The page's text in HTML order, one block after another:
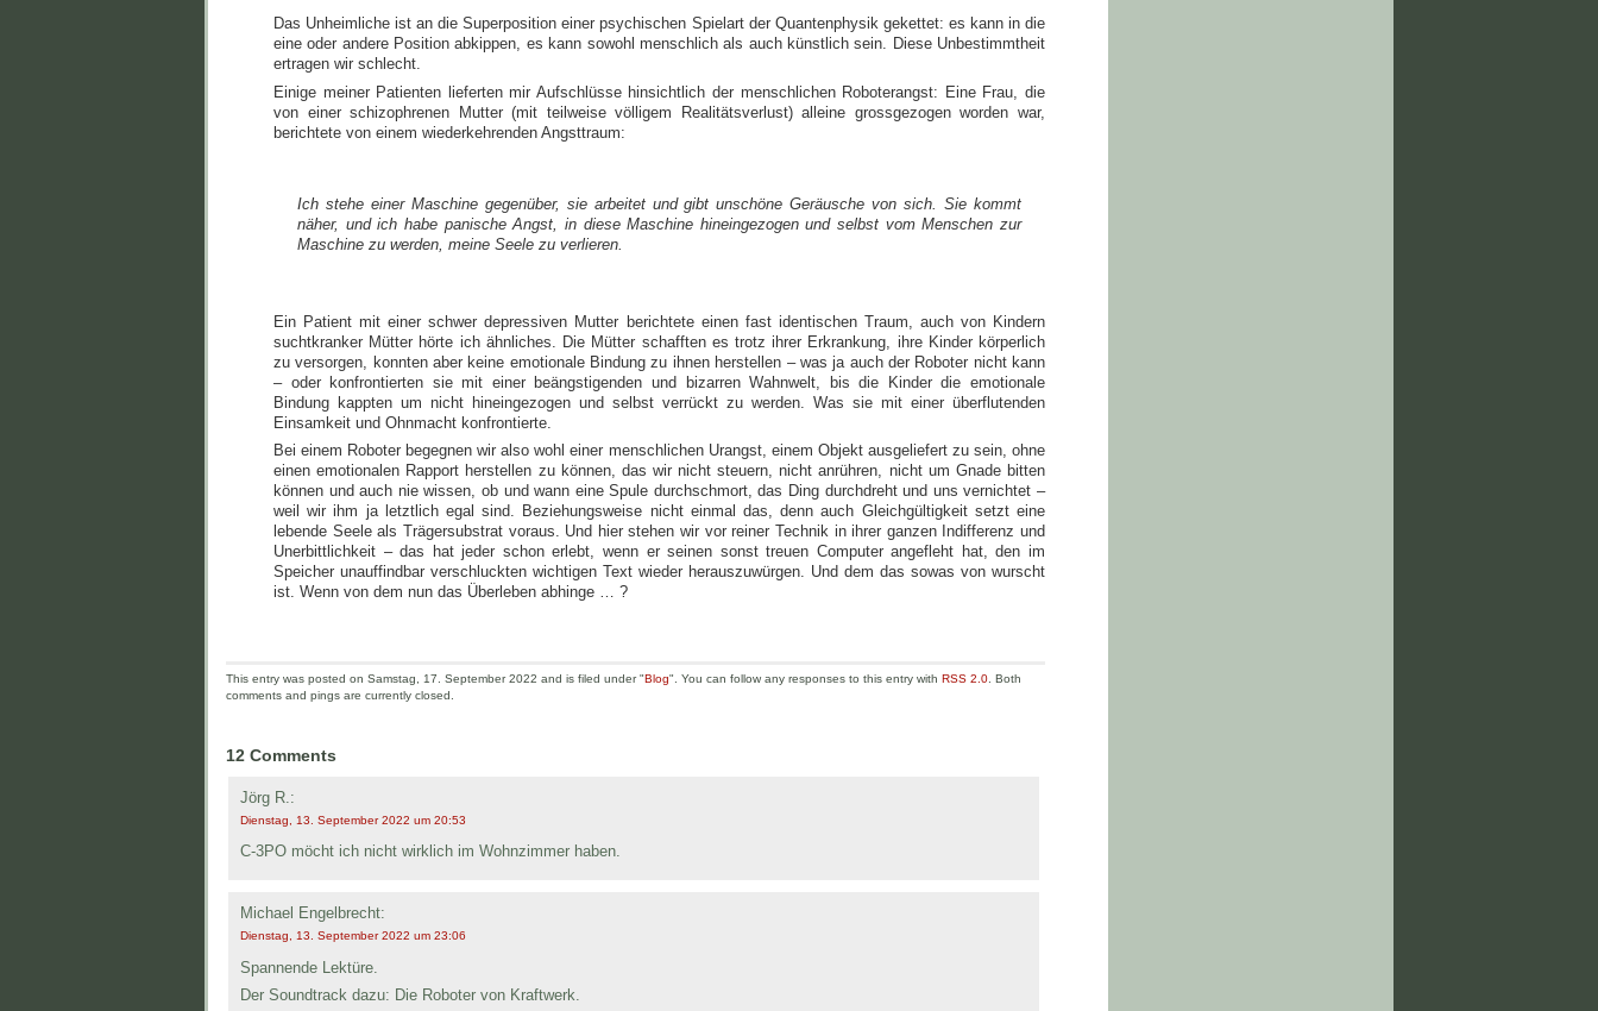
Das Unheimliche ist an die Superposition einer psychischen Spielart der Quantenphysik gekettet: es kann in die
eine oder andere Position abkippen, es kann sowohl menschlich als auch künstlich sein. Diese Unbestimmtheit
ertragen wir schlecht.
Einige meiner Patienten lieferten mir Aufschlüsse hinsichtlich der menschlichen Roboterangst: Eine Frau, die
von einer schizophrenen Mutter (mit teilweise völligem Realitätsverlust) alleine grossgezogen worden war,
berichtete von einem wiederkehrenden Angsttraum:
Ich stehe einer Maschine gegenüber, sie arbeitet und gibt unschöne Geräusche von sich. Sie kommt
näher, und ich habe panische Angst, in diese Maschine hineingezogen und selbst vom Menschen zur
Maschine zu werden, meine Seele zu verlieren.
Ein Patient mit einer schwer depressiven Mutter berichtete einen fast identischen Traum, auch von Kindern
suchtkranker Mütter hörte ich ähnliches. Die Mütter schafften es trotz ihrer Erkrankung, ihre Kinder körperlich
zu versorgen, konnten aber keine emotionale Bindung zu ihnen herstellen – was ja auch der Roboter nicht kann
– oder konfrontierten sie mit einer beängstigenden und bizarren Wahnwelt, bis die Kinder die emotionale
Bindung kappten um nicht hineingezogen und selbst verrückt zu werden. Was sie mit einer überflutenden
Einsamkeit und Ohnmacht konfrontierte.
Bei einem Roboter begegnen wir also wohl einer menschlichen Urangst, einem Objekt ausgeliefert zu sein, ohne
einen emotionalen Rapport herstellen zu können, das wir nicht steuern, nicht anrühren, nicht um Gnade bitten
können und auch nie wissen, ob und wann eine Spule durchschmort, das Ding durchdreht und uns vernichtet –
weil wir ihm ja letztlich egal sind. Beziehungsweise nicht einmal das, denn auch Gleichgültigkeit setzt eine
lebende Seele als Trägersubstrat voraus. Und hier stehen wir vor reiner Technik in ihrer ganzen Indifferenz und
Unerbittlichkeit – das hat jeder schon erlebt, wenn er seinen sonst treuen Computer angefleht hat, den im
Speicher unauffindbar verschluckten wichtigen Text wieder herauszuwürgen. Und dem das sowas von wurscht
ist. Wenn von dem nun das Überleben abhinge … ?
This entry was posted on Samstag, 17. September 2022 and is filed under "Blog". You can follow any responses to this entry with RSS 2.0 . Both
comments and pings are currently closed.
12 Comments
Jörg R.:
Dienstag, 13. September 2022 um 20:53
C-3PO möcht ich nicht wirklich im Wohnzimmer haben.
Michael Engelbrecht:
Dienstag, 13. September 2022 um 23:06
Spannende Lektüre.
Der Soundtrack dazu: Die Roboter von Kraftwerk.